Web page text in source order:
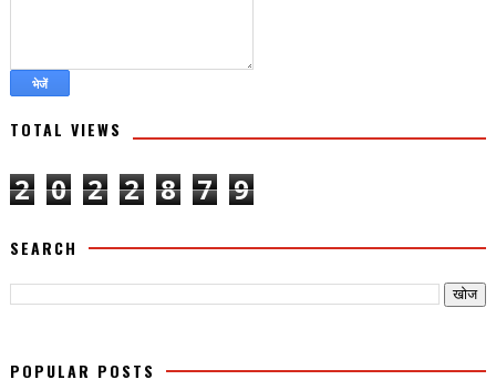
TOTAL VIEWS
2 0 2 2 8 7 9
SEARCH
POPULAR POSTS